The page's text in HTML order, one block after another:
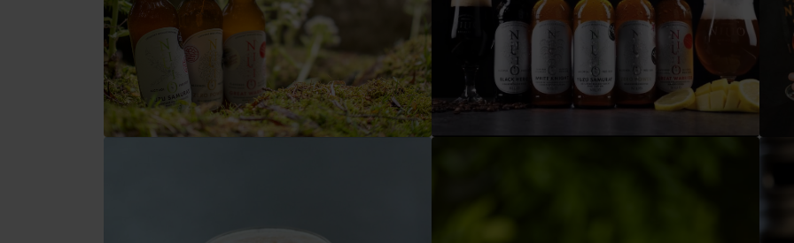
No data found for this source.
Nie masz samochodu i potrzebujesz
podwózki?
Ski&AquaBus
Transport autobusowy